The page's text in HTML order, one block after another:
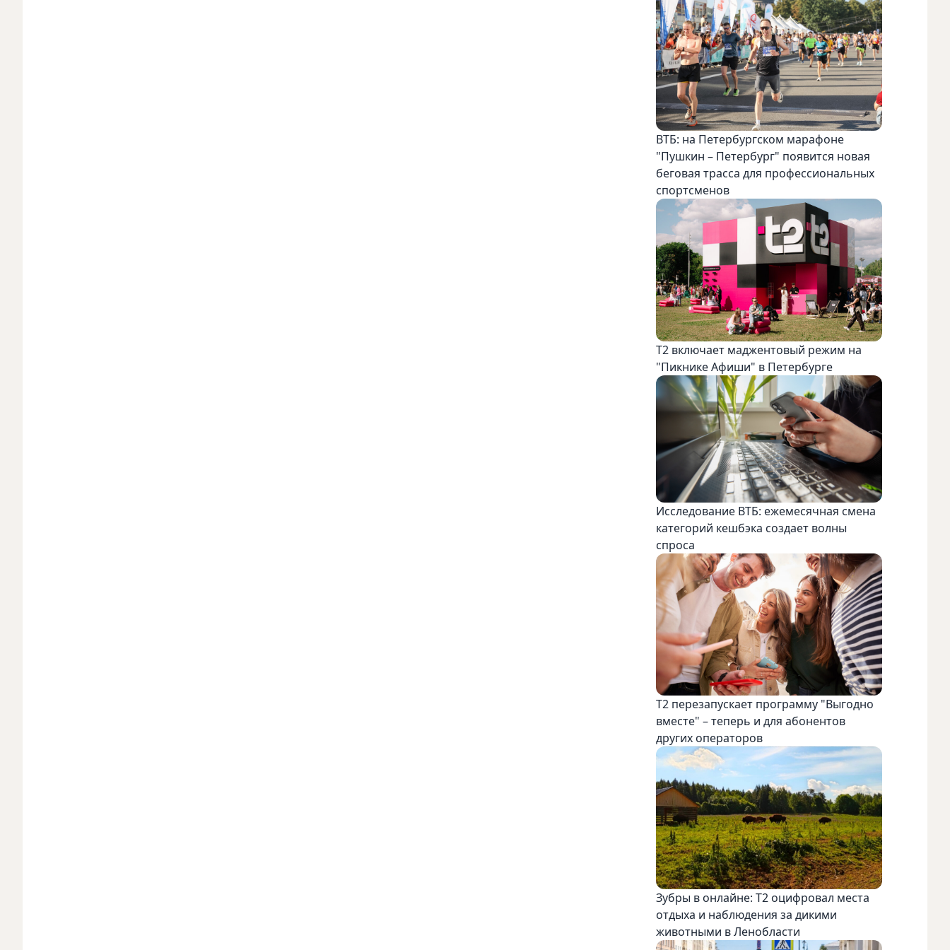
ВТБ: на Петербургском марафоне
"Пушкин – Петербург" появится новая
беговая трасса для профессиональных
спортсменов
Т2 включает маджентовый режим на
"Пикнике Афиши" в Петербурге
Исследование ВТБ: ежемесячная смена
категорий кешбэка создает волны
спроса
Т2 перезапускает программу "Выгодно
вместе" – теперь и для абонентов
других операторов
Зубры в онлайне: Т2 оцифровал места
отдыха и наблюдения за дикими
животными в Ленобласти